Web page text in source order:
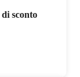
sconto